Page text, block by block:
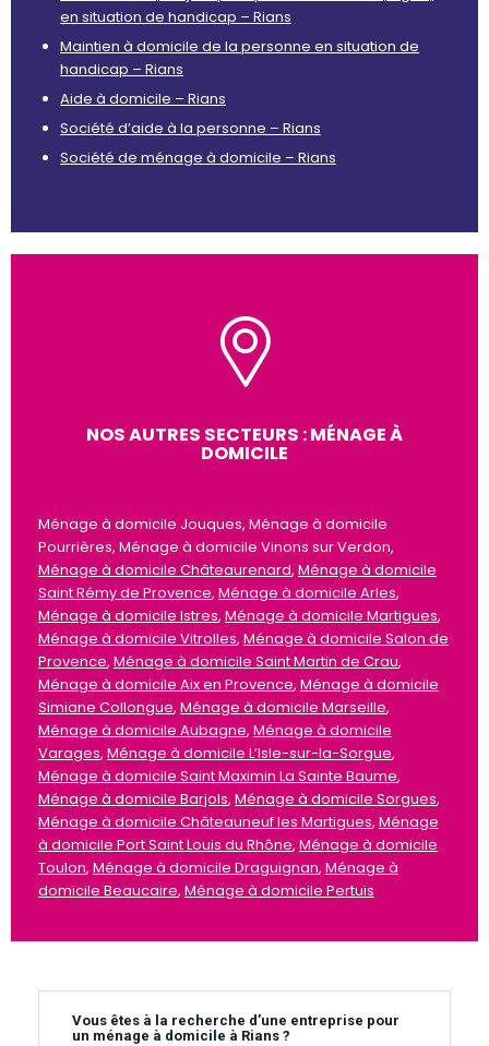
en situation de handicap – Rians
Maintien à domicile de la personne en situation de
handicap – Rians
Aide à domicile – Rians
Société d’aide à la personne – Rians
Société de ménage à domicile – Rians
NOS AUTRES SECTEURS : MÉNAGE À
DOMICILE
Ménage à domicile Jouques, Ménage à domicile
Pourrières, Ménage à domicile Vinons sur Verdon,
Ménage à domicile Châteaurenard, Ménage à domicile
Saint Rémy de Provence, Ménage à domicile Arles,
Ménage à domicile Istres, Ménage à domicile Martigues,
Ménage à domicile Vitrolles, Ménage à domicile Salon de
Provence, Ménage à domicile Saint Martin de Crau,
Ménage à domicile Aix en Provence, Ménage à domicile
Simiane Collongue, Ménage à domicile Marseille,
Ménage à domicile Aubagne, Ménage à domicile
Varages, Ménage à domicile L’Isle-sur-la-Sorgue,
Ménage à domicile Saint Maximin La Sainte Baume,
Ménage à domicile Barjols, Ménage à domicile Sorgues,
Ménage à domicile Châteauneuf les Martigues, Ménage
à domicile Port Saint Louis du Rhône, Ménage à domicile
Toulon, Ménage à domicile Draguignan, Ménage à
domicile Beaucaire, Ménage à domicile Pertuis
Vous êtes à la recherche d’une entreprise pour
un ménage à domicile à Rians ?